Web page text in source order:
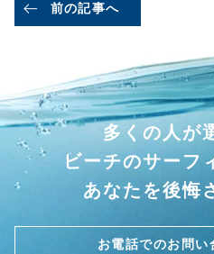
前の記事へ
多くの人が
ビーチのサーフ
あなたを後悔
お電話でのお問い